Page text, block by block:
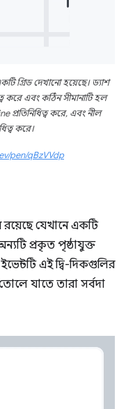
গ্রিড দেখানো হয়েছে। ড্যাশ
করে এবং কঠিন সীমানাটি হল
প্রতিনিধিত্ব করে, এবং নীল
করে।
pen/qBzVVdp
রয়েছে যেখানে একটি
প্রকৃত পৃষ্ঠাযুক্ত
ইভেন্টটি এই দ্বি-দিকগুলির
যাতে তারা সর্বদা